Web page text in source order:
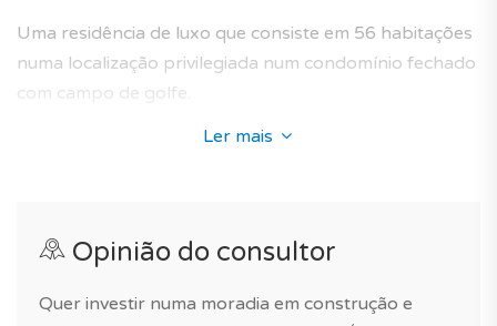
Garantia do construtor de 10 anos incluída.
Uma residência de luxo que consiste em 56 habitações
numa localização privilegiada num condomínio fechado
com campo de golfe.
Integra-se perfeitamente na paisagem da freguesia de
nível de conforto interior e acabamentos de topo de
gama.
Ler mais
Opinião do consultor
Quer investir numa moradia em construção e